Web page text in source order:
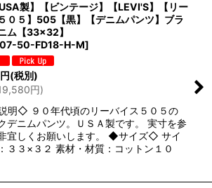
製】【ビンテージ】【LEVI'S】【リー
０５】505【黒】【デニムパンツ】ブラ
ム【33×32】
50-FD18-H-M]
円(税別)
円)
明◇ ９０年代頃のリーバイス５０５の
デニムパンツ。ＵＳＡ製です。 実寸を参
宜しくお願いします。 ◆サイズ◇ サイ
３３×３２ 素材・材質：コットン１０